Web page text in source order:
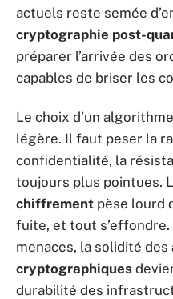
actuels reste semée
cryptographie post-
préparer l’arrivée des
capables de briser les
Le choix d’un
légère. Il faut peser la
confidentialité, la
toujours plus pointues.
chiffrement pèse lourd
fuite, et tout s’effondre.
menaces, la solidité des
cryptographiques
durabilité des